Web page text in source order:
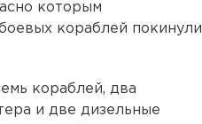
которым
кораблей покинули
кораблей, два
и две дизельные